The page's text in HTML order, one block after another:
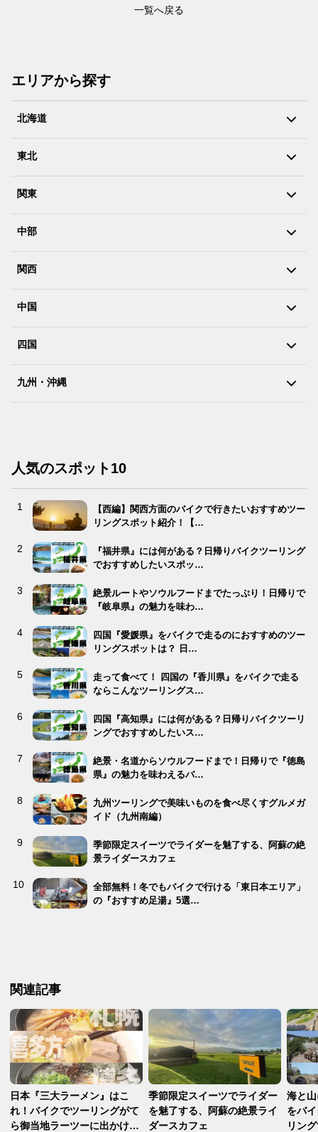
一覧へ戻る
エリアから探す
北海道
東北
関東
中部
関西
中国
四国
九州・沖縄
人気のスポット10
【西編】関西方面のバイクで行きたいおすすめツー
リングスポット紹介！【…
『福井県』には何がある？日帰りバイクツーリング
でおすすめしたいスポッ…
絶景ルートやソウルフードまでたっぷり！日帰りで
『岐阜県』の魅力を味わ…
四国『愛媛県』をバイクで走るのにおすすめのツー
リングスポットは？ 日…
走って食べて！ 四国の『香川県』をバイクで走る
ならこんなツーリングス…
四国『高知県』には何がある？日帰りバイクツーリ
ングでおすすめしたいス…
絶景・名道からソウルフードまで！日帰りで『徳島
県』の魅力を味わえるバ…
九州ツーリングで美味いものを食べ尽くすグルメガ
イド（九州南編）
季節限定スイーツでライダーを魅了する、阿蘇の絶
景ライダースカフェ
全部無料！冬でもバイクで行ける「東日本エリア」
の『おすすめ足湯』5選…
関連記事
日本『三大ラーメン』はこ
れ！バイクでツーリングがて
ら御当地ラーツーに出かけて
季節限定スイーツでライダー
を魅了する、阿蘇の絶景ライ
ダースカフェ
海と
をバ
リン